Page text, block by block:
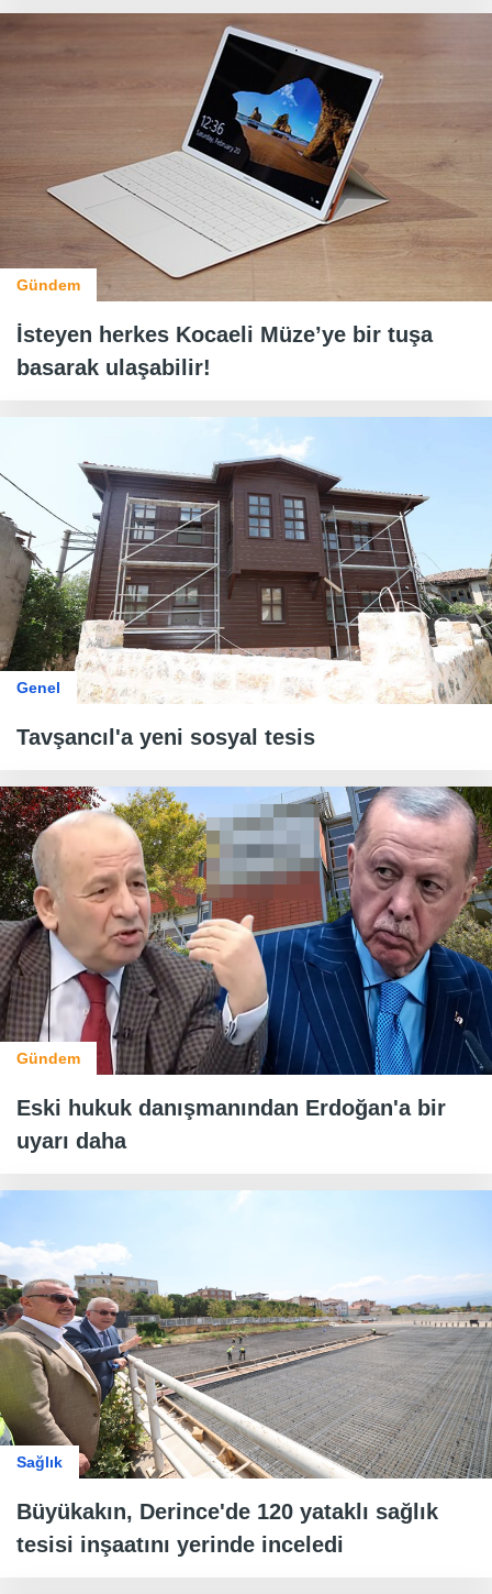
Gündem
İsteyen herkes Kocaeli Müze’ye bir tuşa
basarak ulaşabilir!
Genel
Tavşancıl'a yeni sosyal tesis
Gündem
Eski hukuk danışmanından Erdoğan'a bir
uyarı daha
Sağlık
Büyükakın, Derince'de 120 yataklı sağlık
tesisi inşaatını yerinde inceledi